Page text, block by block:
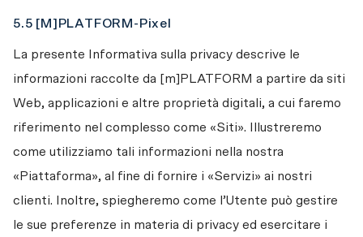
5.5 [M]PLATFORM-Pixel
La presente Informativa sulla privacy descrive le
informazioni raccolte da [m]PLATFORM a partire da siti
Web, applicazioni e altre proprietà digitali, a cui faremo
riferimento nel complesso come «Siti». Illustreremo
come utilizziamo tali informazioni nella nostra
«Piattaforma», al fine di fornire i «Servizi» ai nostri
clienti. Inoltre, spiegheremo come l’Utente può gestire
le sue preferenze in materia di privacy ed esercitare i